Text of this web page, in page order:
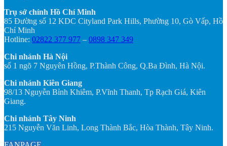
Trụ sở chính Hồ Chí Minh
85 Đường số 12 KDC Cityland Park Hills, Phường 10, Gò Vấp, Hồ
Chí Minh
Hotline: 02822 377 977 – 0898 347 349
Chi nhánh Hà Nội
số 1 ngõ 7 Nguyên Hồng, P.Thành Công, Q.Ba Đình, Hà Nội.
Chi nhánh Kiên Giang
98/13 Nguyễn Bỉnh Khiêm, P.Vĩnh Thanh, Tp Rạch Giá, Kiên
Giang.
Chi nhánh Tây Ninh
215 Nguyễn Văn Linh, Long Thành Bắc, Hòa Thành, Tây Ninh.